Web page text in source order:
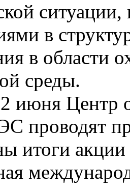
ситуации,
в
в области
среды.
2 июня Центр
проводят
итоги